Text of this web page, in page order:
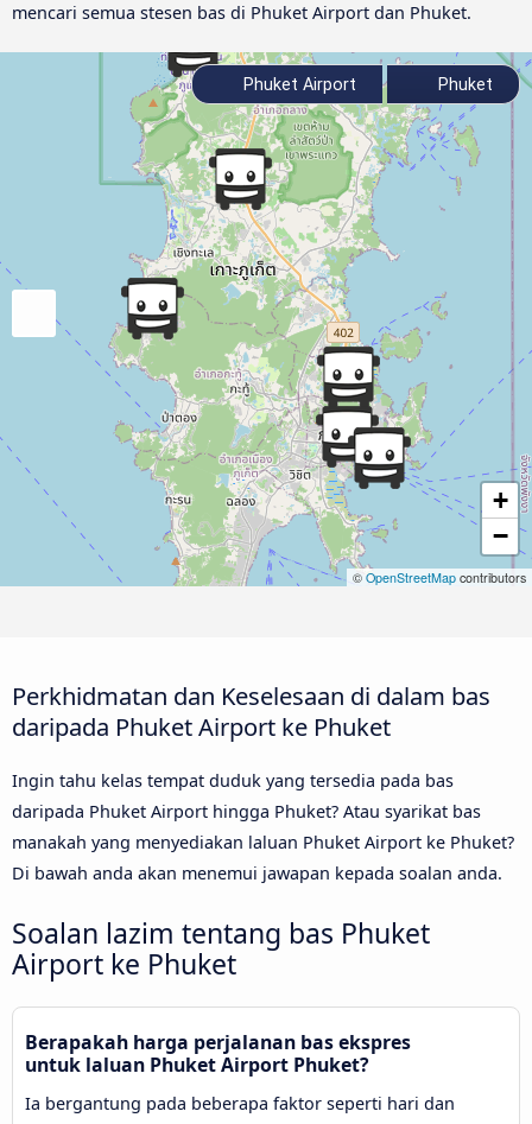
mencari semua stesen bas di Phuket Airport dan Phuket.
+
−
© OpenStreetMap contributors
Phuket Airport Phuket
Perkhidmatan dan Keselesaan di dalam bas
daripada Phuket Airport ke Phuket
Ingin tahu kelas tempat duduk yang tersedia pada bas
daripada Phuket Airport hingga Phuket? Atau syarikat bas
manakah yang menyediakan laluan Phuket Airport ke Phuket?
Di bawah anda akan menemui jawapan kepada soalan anda.
Soalan lazim tentang bas Phuket
Airport ke Phuket
Berapakah harga perjalanan bas ekspres
untuk laluan Phuket Airport Phuket?
Ia bergantung pada beberapa faktor seperti hari dan